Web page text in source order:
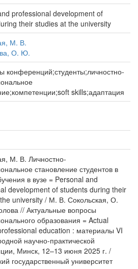
professional development of
their studies at the university
М. В.
О. Ю.
конференций;студенты;личностно-
skills;адаптация
М. В. Личностно-
становление студентов в
в вузе = Personal and
development of students during their
university / М. В. Сокольская, О.
// Актуальные вопросы
образования = Actual
education : материалы VI
научно-практической
Минск, 12–13 июня 2025 г. /
государственный университет